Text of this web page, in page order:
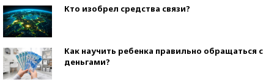
Кто изобрел средства связи?
Как научить ребенка правильно обращаться с
деньгами?